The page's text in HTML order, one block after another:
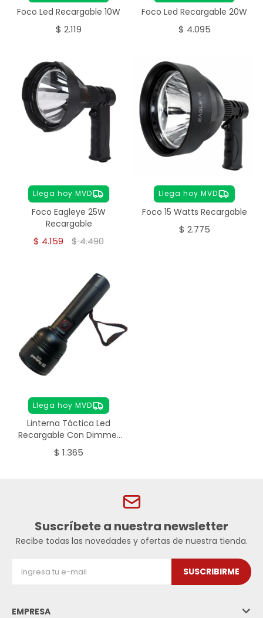
Foco Led Recargable 10W
$ 2.119
Foco Led Recargable 20W
$ 4.095
Llega hoy MVD
Foco Eagleye 25W
Recargable
$ 4.159 $4.490
Llega hoy MVD
Foco 15 Watts Recargable
$ 2.775
Llega hoy MVD
Linterna Táctica Led
Recargable Con Dimmer
- negro
$ 1.365
Suscríbete a nuestra newsletter
Recibe todas las novedades y ofertas de nuestra tienda.
SUSCRIBIRME
EMPRESA